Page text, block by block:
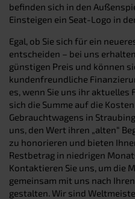
befinden sich in den
Einsteigen ein Seat-Logo in
Egal, ob Sie sich für ein
entscheiden – bei uns
günstigen Preis und können
kundenfreundliche
es, wenn Sie uns ihr aktuelles
sich die Summe auf die
Gebrauchtwagens in
uns, den Wert ihren „alten“
zu honorieren und bieten
Restbetrag in niedrigen
Kontaktieren Sie uns, um die
gemeinsam mit uns nach
gestalten. Wir sind